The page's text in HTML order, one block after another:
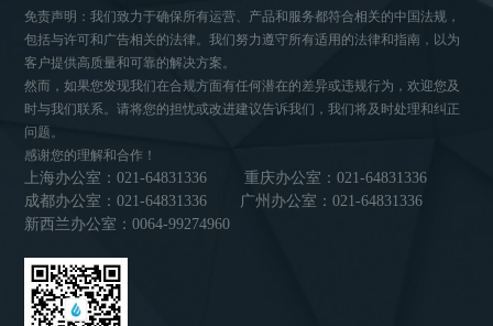
免责声明：我们致力于确保所有运营、产品和服务都符合相关的中国法规，
包括与许可和广告相关的法律。我们努力遵守所有适用的法律和指南，以为
客户提供高质量和可靠的解决方案。
然而，如果您发现我们在合规方面有任何潜在的差异或违规行为，欢迎您及
时与我们联系。请将您的担忧或改进建议告诉我们，我们将及时处理和纠正
问题。
感谢您的理解和合作！
上海办公室：021-64831336
重庆办公室：021-64831336
成都办公室：021-64831336
广州办公室：021-64831336
新西兰办公室：0064-99274960